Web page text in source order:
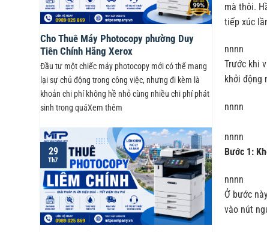
Cho Thuê Máy Photocopy phường Duy
Tiên Chính Hãng Xerox
Đầu tư một chiếc máy photocopy mới có thể mang
lại sự chủ động trong công việc, nhưng đi kèm là
khoản chi phí không hề nhỏ cùng nhiều chi phí phát
sinh trong quáXem thêm
29
Th7
mà thôi.
tiếp xúc
nnnn
Trước khi
khởi động
nnnn
nnnn
Bước 1:
nnnn
Ở bước
vào nút